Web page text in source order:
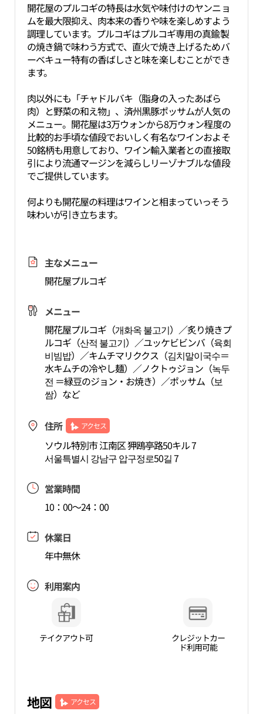
開花屋のプルコギの特長は水気や味付けのヤンニョ
ムを最大限抑え、肉本来の香りや味を楽しめすよう
調理しています。プルコギはプルコギ専用の真鍮製
の焼き鍋で味わう方式で、直火で焼き上げるためバ
ーベキュー特有の香ばしさと味を楽しむことができ
ます。
肉以外にも「チャドルバキ（脂身の入ったあばら
肉）と野菜の和え物」、済州黒豚ポッサムが人気の
メニュー。開花屋は3万ウォンから8万ウォン程度の
比較的お手頃な値段でおいしく有名なワインおよそ
50銘柄も用意しており、ワイン輸入業者との直接取
引により流通マージンを減らしリーゾナブルな値段
でご提供しています。
何よりも開花屋の料理はワインと相まっていっそう
味わいが引き立ちます。
主なメニュー
開花屋プルコギ
メニュー
開花屋プルコギ（개화옥 불고기）／炙り焼きプ
ルコギ（산적 불고기）／ユッケビビンバ（육회
비빔밥）／キムチマリククス（김치말이국수＝
水キムチの冷やし麺）／ノクトゥジョン（녹두
전 ＝緑豆のジョン・お焼き）／ポッサム（보
쌈）など
住所 アクセス
ソウル特別市 江南区 狎鴎亭路50キル 7
서울특별시 강남구 압구정로50길 7
営業時間
10：00～24：00
休業日
年中無休
利用案内
テイクアウト可
クレジットカー
ド利用可能
地図 アクセス